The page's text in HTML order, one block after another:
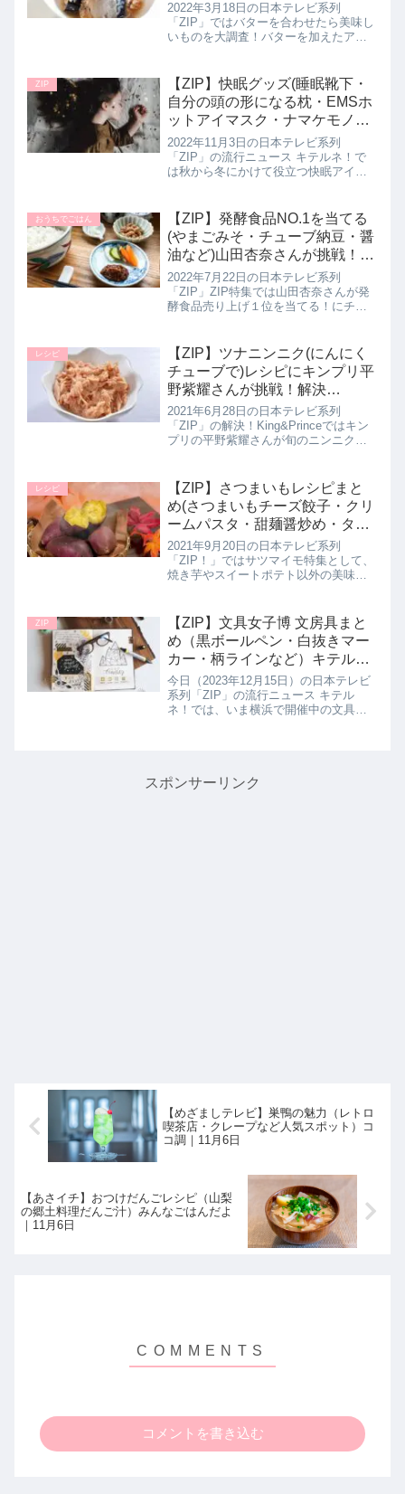
2022年3月18日の日本テレビ系列
「ZIP」ではバターを合わせたら美味し
いものを大調査！バターを加えたアイ
詳しく紹介します。>>ZIP記事一覧はこ
ちら▼同日に紹介されたバ...
ZIP
【ZIP】快眠グッズ(睡眠靴下・
自分の頭の形になる枕・EMSホ
ットアイマスク・ナマケモノピ
ロークッション・)キテルネ｜11
月3日
2022年11月3日の日本テレビ系列
「ZIP」の流行ニュース キテルネ！で
は秋から冬にかけて役立つ快眠アイテ
のアイテムから美容にも役立つ最新の
睡眠グッズまで！これからの季節...
おうちでごはん
【ZIP】発酵食品NO.1を当てる
(やまごみそ・チューブ納豆・醤
油など)山田杏奈さんが挑戦！7
月22日
2022年7月22日の日本テレビ系列
「ZIP」ZIP特集では山田杏奈さんが発
酵食品売り上げ１位を当てる！にチャ
く紹介します。>>ZIP記事一覧はこちら
発酵食品人気NO.1を...
レシピ
【ZIP】ツナニンニク(にんにく
チューブで)レシピにキンプリ平
野紫耀さんが挑戦！解決
King&Prince
2021年6月28日の日本テレビ系列
「ZIP」の解決！King&Princeではキン
プリの平野紫耀さんが旬のニンニクの
方を教わっていたので詳しく紹介しま
す。>>解決！Kin...
レシピ
【ZIP】さつまいもレシピまと
め(さつまいもチーズ餃子・クリ
ームパスタ・甜麺醤炒め・タコ
ス)
2021年9月20日の日本テレビ系列
「ZIP！」ではサツマイモ特集として、
焼き芋やスイートポテト以外の美味し
ツマイモはご飯のおかずにピッタリ！
>>ZIP！記事一覧はこちら絶...
ZIP
【ZIP】文具女子博 文房具まと
め（黒ボールペン・白抜きマー
カー・柄ラインなど）キテルネ
｜2023年12月15日
今日（2023年12月15日）の日本テレビ
系列「ZIP」の流行ニュース キテル
ネ！では、いま横浜で開催中の文具女
スポンサーリンク
【めざましテレビ】巣鴨の魅力（レトロ
喫茶店・クレープなど人気スポット）コ
コ調｜11月6日
【あさイチ】おつけだんごレシピ（山梨
の郷土料理だんご汁）みんなごはんだよ
｜11月6日
コメントを書き込む